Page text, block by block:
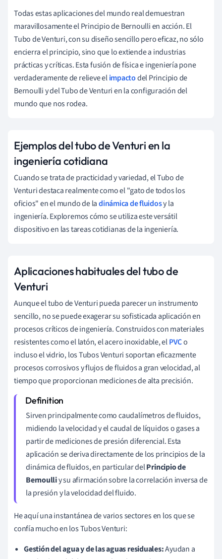
Todas estas aplicaciones del mundo real demuestran
maravillosamente el Principio de Bernoulli en acción. El
Tubo de Venturi, con su diseño sencillo pero eficaz, no sólo
encierra el principio, sino que lo extiende a industrias
prácticas y críticas. Esta fusión de física e ingeniería pone
verdaderamente de relieve elimpactodel Principio de
Bernoulli y del Tubo de Venturi en la configuración del
mundo que nos rodea.
Ejemplos del tubo de Venturi en la
ingeniería cotidiana
Cuando se trata de practicidad y variedad, el Tubo de
Venturi destaca realmente como el "gato de todos los
oficios" en el mundo de ladinámica de fluidosy la
ingeniería. Exploremos cómo se utiliza este versátil
dispositivo en las tareas cotidianas de la ingeniería.
Aplicaciones habituales del tubo de
Venturi
Aunque el tubo de Venturi pueda parecer un instrumento
sencillo, no se puede exagerar su sofisticada aplicación en
procesos críticos de ingeniería. Construidos con materiales
resistentes como el latón, el acero inoxidable, elPVCo
incluso el vidrio, los Tubos Venturi soportan eficazmente
procesos corrosivos y flujos de fluidos a gran velocidad, al
tiempo que proporcionan mediciones de alta precisión.
Sirven principalmente como caudalímetros de fluidos,
midiendo la velocidad y el caudal de líquidos o gases a
partir de mediciones de presión diferencial. Esta
aplicación se deriva directamente de los principios de la
dinámica de fluidos, en particular delPrincipio de
Bernoulliy su afirmación sobre la correlación inversa de
la presión y la velocidad del fluido.
He aquí una instantánea de varios sectores en los que se
confía mucho en los Tubos Venturi:
Gestión del agua y de las aguas residuales:Ayudan a